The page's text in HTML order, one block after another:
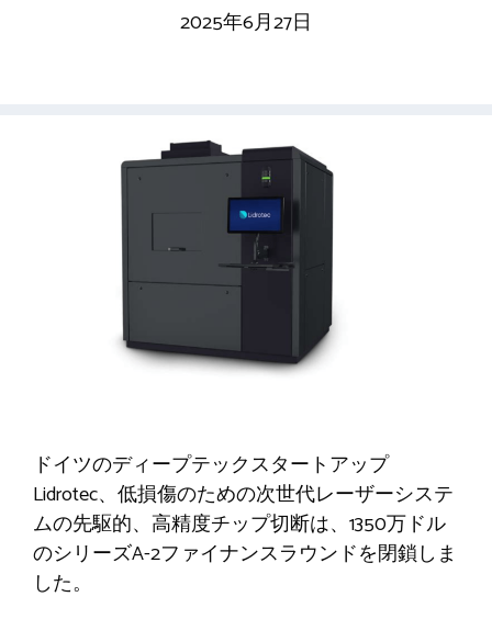
2025年6月27日
ドイツのディープテックスタートアップ
Lidrotec、低損傷のための次世代レーザーシステ
ムの先駆的、高精度チップ切断は、1350万ドル
のシリーズA-2ファイナンスラウンドを閉鎖しま
した。